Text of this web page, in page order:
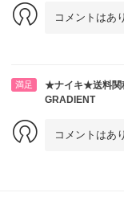
コメントはあ
満足
★ナイキ★送料関
GRADIENT
コメントはあ